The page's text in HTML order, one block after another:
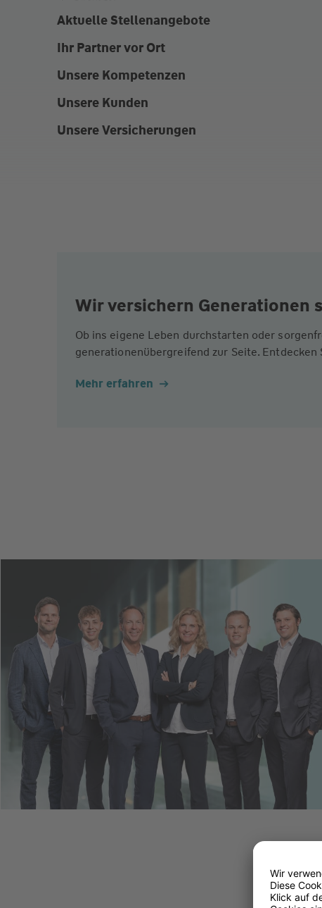
Aktuelle Stellenangebote
Ihr Partner vor Ort
Unsere Kompetenzen
Unsere Kunden
Unsere Versicherungen
Wir versichern Generationen
Ob ins eigene Leben durchstarten oder
generationenübergreifend zur Seite.
Mehr erfahren